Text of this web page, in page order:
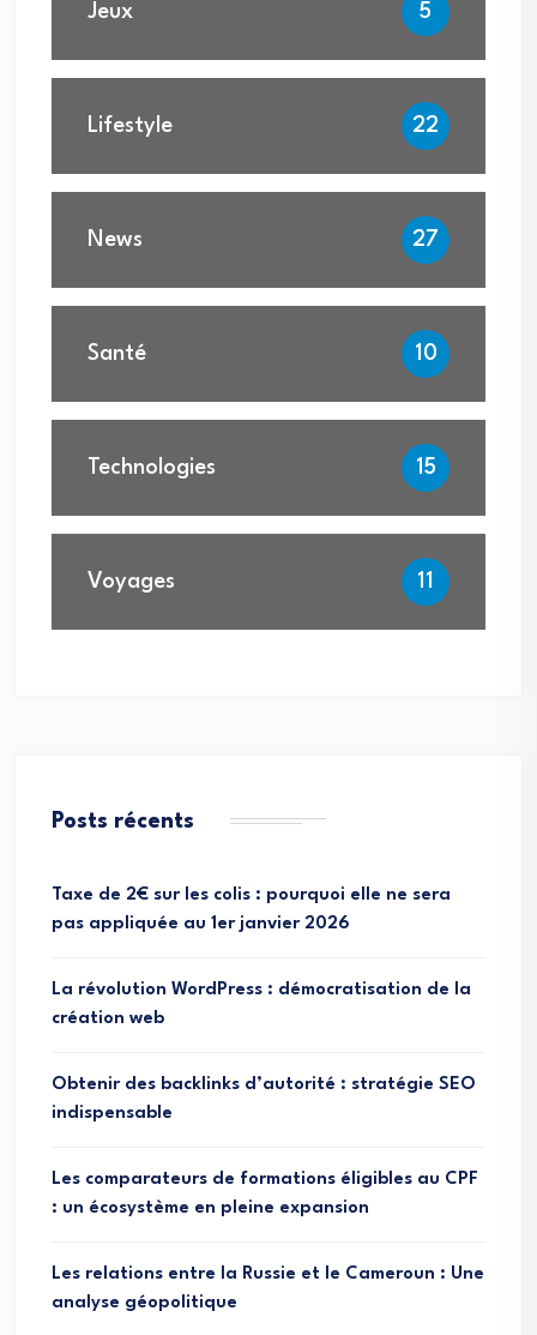
Jeux 5
Lifestyle 22
News 27
Santé 10
Technologies 15
Voyages 11
Posts récents
Taxe de 2€ sur les colis : pourquoi elle ne sera
pas appliquée au 1er janvier 2026
La révolution WordPress : démocratisation de la
création web
Obtenir des backlinks d’autorité : stratégie SEO
indispensable
Les comparateurs de formations éligibles au CPF
: un écosystème en pleine expansion
Les relations entre la Russie et le Cameroun : Une
analyse géopolitique